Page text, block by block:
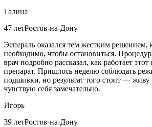
Галина
47 летРостов-на-Дону
Эспераль оказался тем жестким решением,
необходимо, чтобы остановиться.
врач подробно рассказал, как работает
препарат. Пришлось неделю соблюдать
подшивки, но результат того стоит — живу
чувствую себя замечательно.
Игорь
39 летРостов-на-Дону